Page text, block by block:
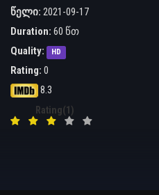
წელი: 2021-09-17
Duration: 60 წთ
Quality:
HD
Rating: 0
8.3
Rating(1)